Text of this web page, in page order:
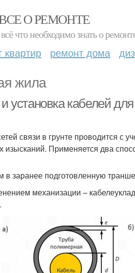
О РЕМОНТЕ
что необходимо знать о
квартир ремонт дома
жила
установка кабелей
связи в грунте проводится с
изысканий. Применяется два
заранее подготовленную
механизации –